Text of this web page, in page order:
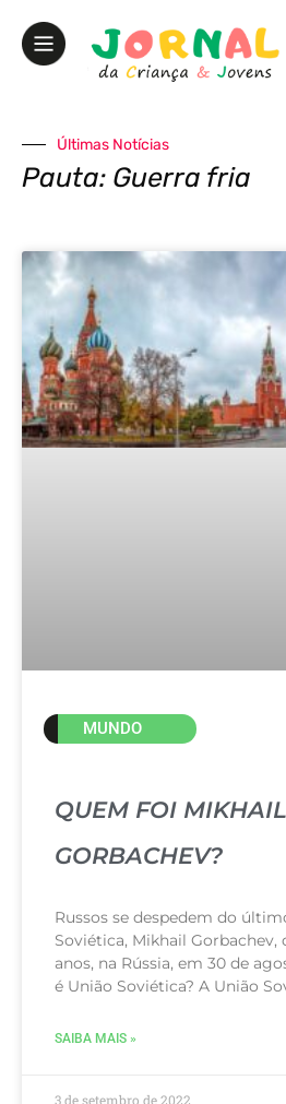
Últimas Notícias
Pauta: Guerra fria
MUNDO
QUEM FOI MIKHAIL
GORBACHEV?
Russos se despedem do
Soviética, Mikhail Gorbachev,
anos, na Rússia, em 30 de
é União Soviética? A União
SAIBA MAIS »
3 de setembro de 2022